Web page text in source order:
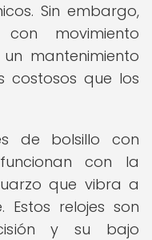
Sin embargo,
movimiento
mantenimiento
costosos que los
de bolsillo con
con la
que vibra a
Estos relojes son
y su bajo